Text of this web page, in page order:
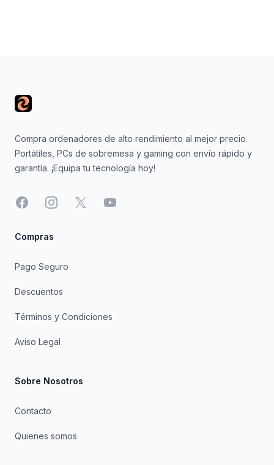
Compra ordenadores de alto rendimiento al mejor precio.
Portátiles, PCs de sobremesa y gaming con envío rápido y
garantía. ¡Equipa tu tecnología hoy!
FacebookInstagram
X YouTube
Compras
Pago Seguro
Descuentos
Términos y Condiciones
Aviso Legal
Sobre Nosotros
Contacto
Quienes somos